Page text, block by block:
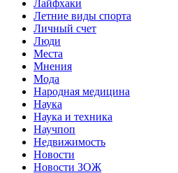
Лайфхаки
Летние виды спорта
Личный счет
Люди
Места
Мнения
Мода
Народная медицина
Наука
Наука и техника
Научпоп
Недвижимость
Новости
Новости ЗОЖ